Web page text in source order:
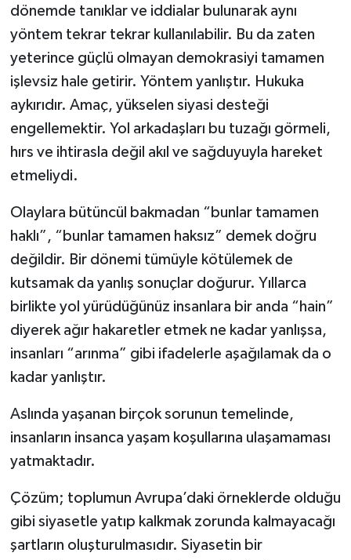
dönemde tanıklar ve iddialar bulunarak aynı
yöntem tekrar tekrar kullanılabilir. Bu da zaten
yeterince güçlü olmayan demokrasiyi tamamen
işlevsiz hale getirir. Yöntem yanlıştır. Hukuka
aykırıdır. Amaç, yükselen siyasi desteği
engellemektir. Yol arkadaşları bu tuzağı görmeli,
hırs ve ihtirasla değil akıl ve sağduyuyla hareket
etmeliydi.
Olaylara bütüncül bakmadan “bunlar tamamen
haklı”, “bunlar tamamen haksız” demek doğru
değildir. Bir dönemi tümüyle kötülemek de
kutsamak da yanlış sonuçlar doğurur. Yıllarca
birlikte yol yürüdüğünüz insanlara bir anda “hain”
diyerek ağır hakaretler etmek ne kadar yanlışsa,
insanları “arınma” gibi ifadelerle aşağılamak da o
kadar yanlıştır.
Aslında yaşanan birçok sorunun temelinde,
insanların insanca yaşam koşullarına ulaşamaması
yatmaktadır.
Çözüm; toplumun Avrupa’daki örneklerde olduğu
gibi siyasetle yatıp kalkmak zorunda kalmayacağı
şartların oluşturulmasıdır. Siyasetin bir